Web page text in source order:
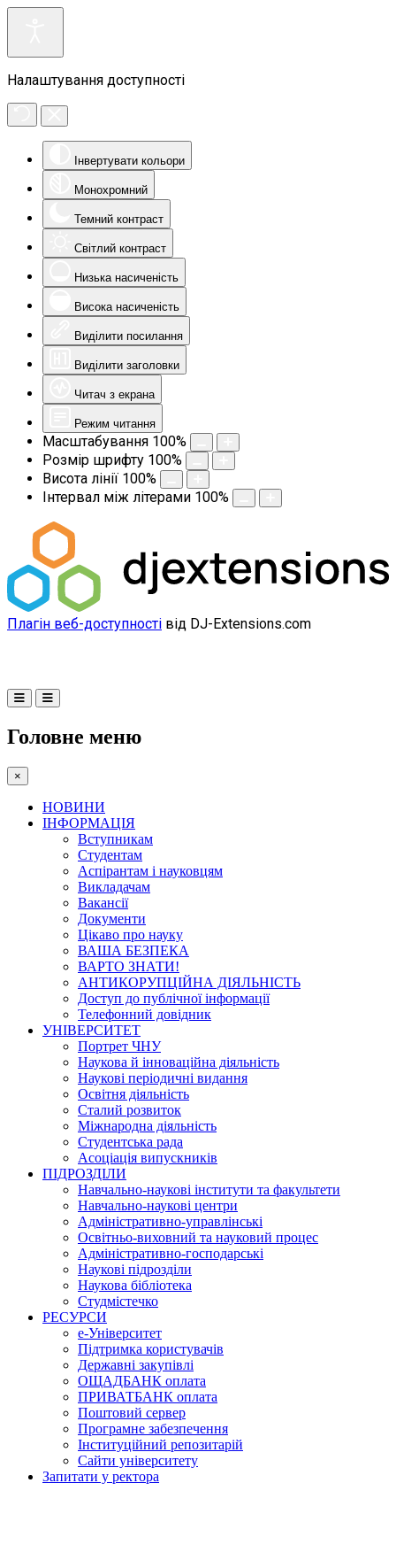
Налаштування доступності
Інвертувати кольори
Монохромний
Темний контраст
Світлий контраст
Низька насиченість
Висока насиченість
Виділити посилання
Виділити заголовки
Читач з екрана
Режим читання
Масштабування 100%
Розмір шрифту 100%
Висота лінії 100%
Інтервал між літерами 100%
Плагін веб-доступності від DJ-Extensions.com
Головне меню
×
НОВИНИ
ІНФОРМАЦІЯ
Вступникам
Студентам
Аспірантам і науковцям
Викладачам
Вакансії
Документи
Цікаво про науку
ВАША БЕЗПЕКА
ВАРТО ЗНАТИ!
АНТИКОРУПЦІЙНА ДІЯЛЬНІСТЬ
Доступ до публічної інформації
Телефонний довідник
УНІВЕРСИТЕТ
Портрет ЧНУ
Наукова й інноваційна діяльність
Наукові періодичні видання
Освітня діяльність
Сталий розвиток
Міжнародна діяльність
Студентська рада
Асоціація випускників
ПІДРОЗДІЛИ
Навчально-наукові інститути та факультети
Навчально-наукові центри
Адміністративно-управлінські
Освітньо-виховний та науковий процес
Адміністративно-господарські
Наукові підрозділи
Наукова бібліотека
Студмістечко
РЕСУРСИ
е-Університет
Підтримка користувачів
Державні закупівлі
ОЩАДБАНК оплата
ПРИВАТБАНК оплата
Поштовий сервер
Програмне забезпечення
Інституційний репозитарій
Сайти університету
Запитати у ректора